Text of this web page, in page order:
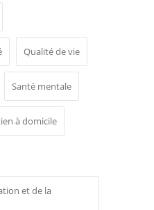
Qualité de vie
Santé mentale
à domicile
et de la